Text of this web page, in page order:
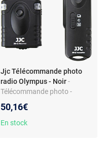
Jjc Télécommande photo
radio Olympus - Noir -
Télécommande photo -
m - Piles - Pour Olympus
50,16€
En stock